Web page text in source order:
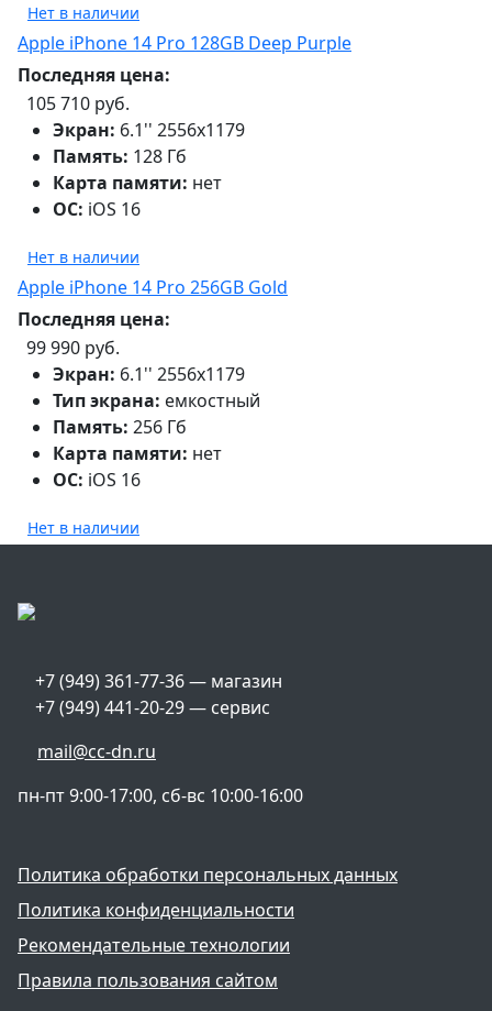
Нет в наличии
Apple iPhone 14 Pro 128GB Deep Purple
Последняя цена:
105 710 руб.
Экран: 6.1'' 2556x1179
Память: 128 Гб
Карта памяти: нет
ОС: iOS 16
Нет в наличии
Apple iPhone 14 Pro 256GB Gold
Последняя цена:
99 990 руб.
Экран: 6.1'' 2556x1179
Тип экрана: емкостный
Память: 256 Гб
Карта памяти: нет
ОС: iOS 16
Нет в наличии
+7 (949) 361-77-36 — магазин
+7 (949) 441-20-29 — сервис
mail@cc-dn.ru
пн-пт 9:00-17:00, сб-вс 10:00-16:00
Политика обработки персональных данных
Политика конфиденциальности
Рекомендательные технологии
Правила пользования сайтом